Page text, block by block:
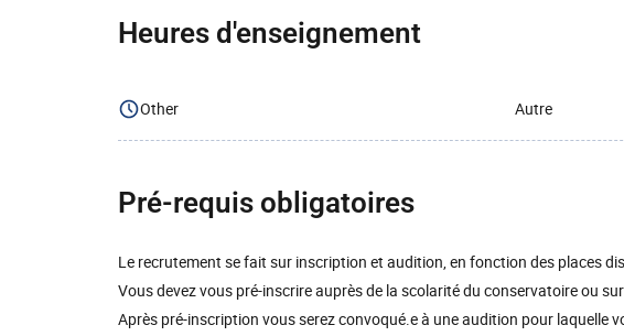
Heures d'enseignement
Other Autre
Pré-requis obligatoires
Le recrutement se fait sur inscription et audition, en fonction des places
Vous devez vous pré-inscrire auprès de la scolarité du conservatoire ou
Après pré-inscription vous serez convoqué.e à une audition pour laquelle